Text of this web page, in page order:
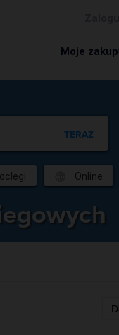
Moje
TERAZ
Online